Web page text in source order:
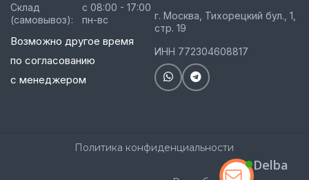
Склад
(самовывоз):
с 08:00 - 17:00
пн-вс
Возможно другое время
по согласованию
с менеджером
г. Москва, Тихорецкий бул., 1,
стр. 19
ИНН 772304608817
Политика конфиденциальности
Delba